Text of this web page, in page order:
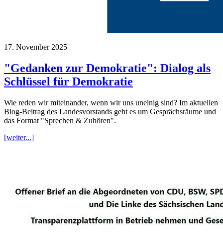
17. November 2025
"Gedanken zur Demokratie": Dialog als
Schlüssel für Demokratie
Wie reden wir miteinander, wenn wir uns uneinig sind? Im aktuellen
Blog-Beitrag des Landesvorstands geht es um Gesprächsräume und
das Format "Sprechen & Zuhören".
[weiter...]